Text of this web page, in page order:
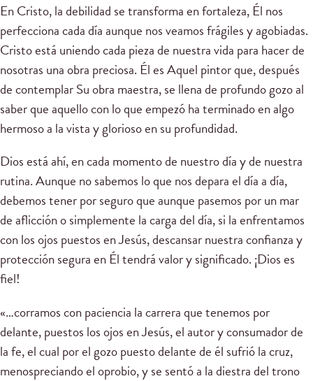
En Cristo, la debilidad se transforma en fortaleza, Él nos
perfecciona cada día aunque nos veamos frágiles y agobiadas.
Cristo está uniendo cada pieza de nuestra vida para hacer de
nosotras una obra preciosa. Él es Aquel pintor que, después
de contemplar Su obra maestra, se llena de profundo gozo al
saber que aquello con lo que empezó ha terminado en algo
hermoso a la vista y glorioso en su profundidad.
Dios está ahí, en cada momento de nuestro día y de nuestra
rutina. Aunque no sabemos lo que nos depara el día a día,
debemos tener por seguro que aunque pasemos por un mar
de aflicción o simplemente la carga del día, si la enfrentamos
con los ojos puestos en Jesús, descansar nuestra confianza y
protección segura en Él tendrá valor y significado. ¡Dios es
fiel!
«…corramos con paciencia la carrera que tenemos por
delante, puestos los ojos en Jesús, el autor y consumador de
la fe, el cual por el gozo puesto delante de él sufrió la cruz,
menospreciando el oprobio, y se sentó a la diestra del trono